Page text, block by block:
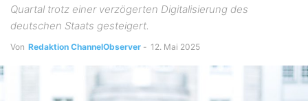
Quartal trotz einer verzögerten Digitalisierung des
deutschen Staats gesteigert.
Von Redaktion ChannelObserver - 12. Mai 2025